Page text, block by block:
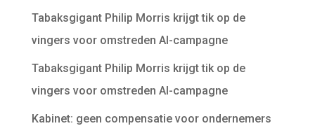
Tabaksgigant Philip Morris krijgt tik op de
vingers voor omstreden AI-campagne
Tabaksgigant Philip Morris krijgt tik op de
vingers voor omstreden AI-campagne
Kabinet: geen compensatie voor ondernemers